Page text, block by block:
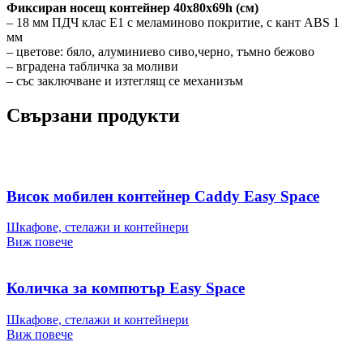
Фиксиран носещ контейнер 40х80х69h (см)
– 18 мм ПДЧ клас Е1 с меламиново покритие, с кант ABS 1
мм
– цветове: бяло, алуминиево сиво,черно, тъмно бежово
– вградена табличка за моливи
– със заключване и изтеглящ се механизъм
Свързани продукти
Висок мобилен контейнер Caddy Easy Space
Шкафове, стелажи и контейнери
Виж повече
Количка за компютър Easy Space
Шкафове, стелажи и контейнери
Виж повече